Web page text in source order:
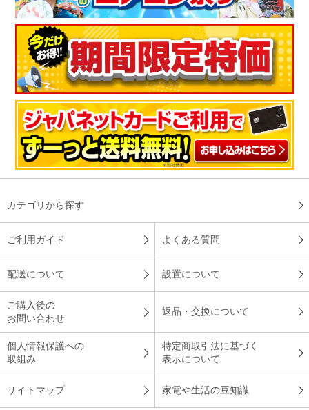
す。
商品により、同一シリーズをご購入された方の声を含みます。
カテゴリから探す
ご利用ガイド よくある質問
配送について 設置について
ご購入後の
お問い合わせ
返品・交換について
個人情報保護への
取組み
特定商取引法に基づく
表示について
サイトマップ 家電や生活の豆知識